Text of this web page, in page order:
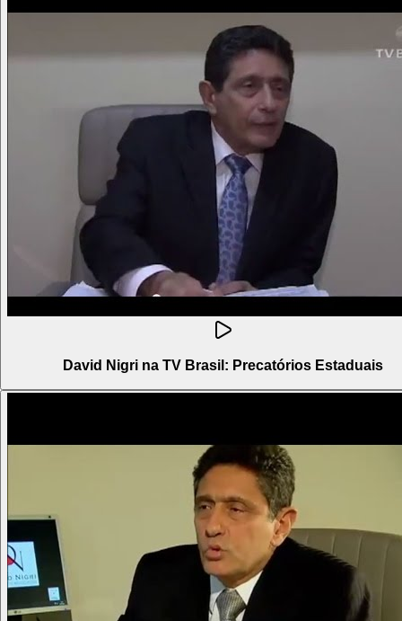
David Nigri na TV Brasil: Precatórios Estaduais